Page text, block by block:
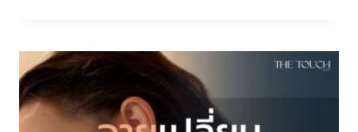
ช่วย
เหลือ:
ริ้ว
รอย!